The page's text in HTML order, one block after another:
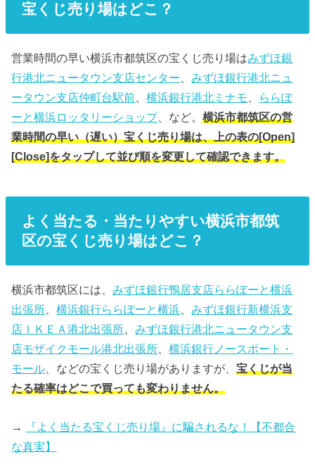
宝くじ売り場はどこ？
営業時間の早い横浜市都筑区の宝くじ売り場はみずほ銀
行港北ニュータウン支店センター 、みずほ銀行港北ニュ
ータウン支店仲町台駅前 、横浜銀行港北ミナモ
ららぽ
ーと横浜ロッタリーショップ、など。横浜市都筑区の営
業時間の早い（遅い）宝くじ売り場は、上の表の[Open]
[Close]をタップして並び順を変更して確認できます。
よく当たる・当たりやすい横浜市都筑
区の宝くじ売り場はどこ？
横浜市都筑区には、みずほ銀行鴨居支店ららぽーと横浜
出張所 、横浜銀行ららぽーと横浜 、みずほ銀行新横浜支
店ＩＫＥＡ港北出張所 、みずほ銀行港北ニュータウン支
店モザイクモール港北出張所 、横浜銀行ノースポート・
モール 、などの宝くじ売り場がありますが、宝くじが当
たる確率はどこで買っても変わりません。
→
『よく当たる宝くじ売り場』に騙されるな！【不都合
な真実】